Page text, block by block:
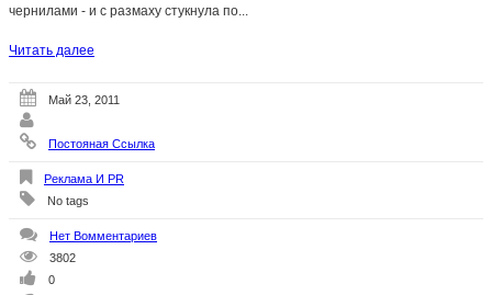
чернилами - и с размаху стукнула по...
Читать далее
Май 23, 2011
Постояная Ссылка
Реклама И PR
No tags
Нет Вомментариев
3802
0